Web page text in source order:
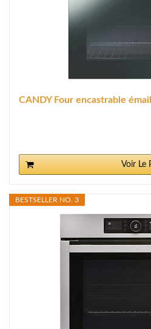
CANDY Four encastrable
Voir Le
BESTSELLER NO. 3